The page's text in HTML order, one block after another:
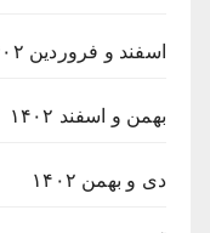
اسفند و فروردین ۱۴۰۲
بهمن و اسفند ۱۴۰۲
دی و بهمن ۱۴۰۲